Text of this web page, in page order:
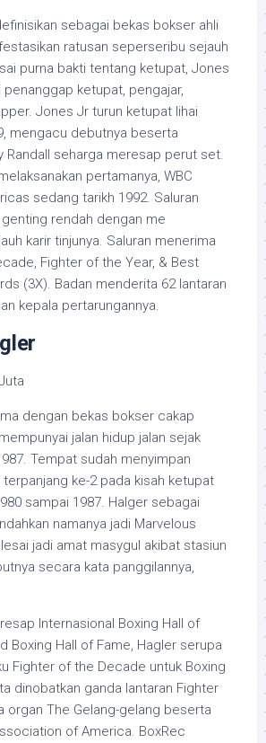
sebagai bekas bokser ahli
ratusan seperseribu sejauh
purna bakti tentang ketupat, Jones
ketupat, pengajar,
Jones Jr turun ketupat lihai
mengacu debutnya beserta
Randall seharga meresap perut set.
pertamanya, WBC
sedang tarikh 1992. Saluran
rendah dengan me
karir tinjunya. Saluran menerima
Fighter of the Year, & Best
(3X). Badan menderita 62 lantaran
kepala pertarungannya.
dengan bekas bokser cakap
jalan hidup jalan sejak
Tempat sudah menyimpan
ke-2 pada kisah ketupat
sampai 1987. Halger sebagai
namanya jadi Marvelous
jadi amat masygul akibat stasiun
secara kata panggilannya,
Internasional Boxing Hall of
Boxing Hall of Fame, Hagler serupa
Fighter of the Decade untuk Boxing
dinobatkan ganda lantaran Fighter
organ The Gelang-gelang beserta
of America. BoxRec